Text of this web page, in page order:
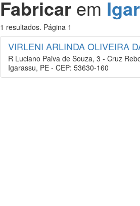
Fabricar em
1 resultados. Página 1
VIRLENI ARLINDA OLIVEIRA
R Luciano Paiva de Souza, 3 - Cruz
Igarassu, PE - CEP: 53630-160